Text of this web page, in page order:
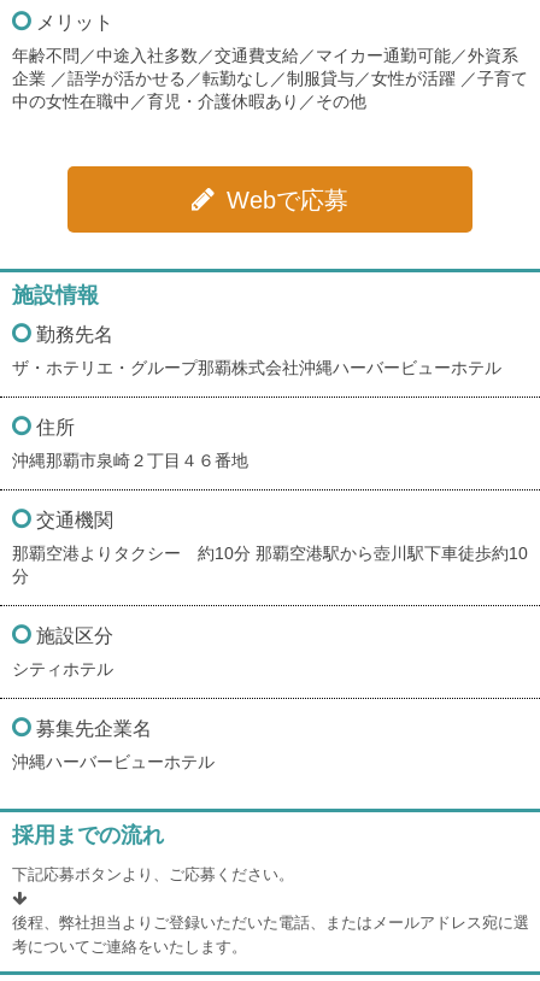
メリット
年齢不問／中途入社多数／交通費支給／マイカー通勤可能／外資系
企業 ／語学が活かせる／転勤なし／制服貸与／女性が活躍 ／子育て
中の女性在職中／育児・介護休暇あり／その他
Webで応募
施設情報
勤務先名
ザ・ホテリエ・グループ那覇株式会社沖縄ハーバービューホテル
住所
沖縄那覇市泉崎２丁目４６番地
交通機関
那覇空港よりタクシー 約10分 那覇空港駅から壺川駅下車徒歩約10
分
施設区分
シティホテル
募集先企業名
沖縄ハーバービューホテル
採用までの流れ
下記応募ボタンより、ご応募ください。
後程、弊社担当よりご登録いただいた電話、またはメールアドレス宛に選
考についてご連絡をいたします。